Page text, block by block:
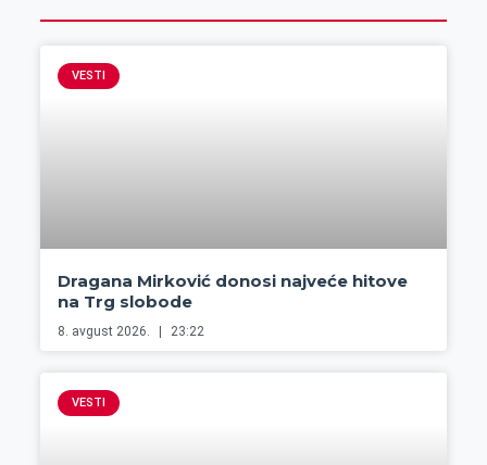
VESTI
Dragana Mirković donosi najveće hitove
na Trg slobode
8. avgust 2026. 23:22
VESTI